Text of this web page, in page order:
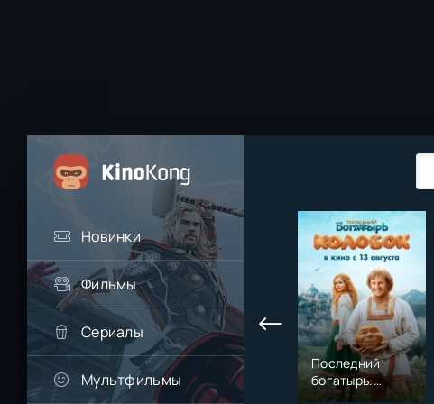
Новинки
Фильмы
Сериалы
Мультфильмы
Последний
богатырь.
Колобок (2026)